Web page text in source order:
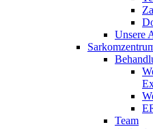
Unsere
Team